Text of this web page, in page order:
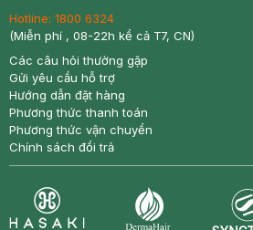
Hotline: 1800 6324
(Miễn phí , 08-22h kể cả T7, CN)
Các câu hỏi thường gặp
Gửi yêu cầu hỗ trợ
Hướng dẫn đặt hàng
Phương thức thanh toán
Phương thức vận chuyển
Chính sách đổi trả